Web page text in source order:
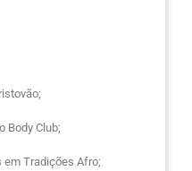
Body Club;
em Tradições Afro;